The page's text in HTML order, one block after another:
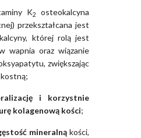
K2
osteokalcyna
przekształcana jest
której rolą jest
wapnia oraz wiązanie
zwiększając
kostną;
i korzystnie
kolagenową kości;
mineralnąkości,